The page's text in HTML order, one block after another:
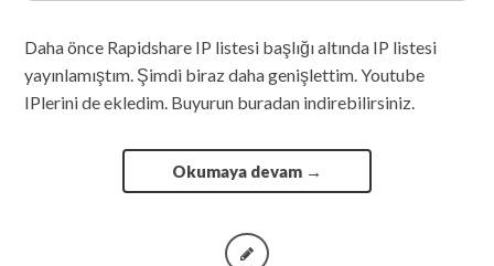
Daha önce Rapidshare IP listesi başlığı altında IP listesi
yayınlamıştım. Şimdi biraz daha genişlettim. Youtube
IPlerini de ekledim. Buyurun buradan indirebilirsiniz.
Okumaya devam →